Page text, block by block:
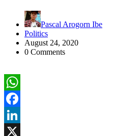
Pascal Arogorn Ibe
Politics
August 24, 2020
0 Comments
WhatsApp
Facebook
LinkedIn